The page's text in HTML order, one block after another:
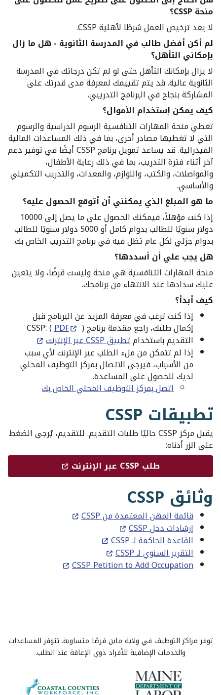
منحة CSSP؟
لا يعد ترخيص العمل شرطًا لأهلية CSSP.
لم أكن أفضل طالب في المدرسة الثانوية - هل ما زال
بإمكاني التأهل؟
لا يزال بإمكانك التأهل حتى لو لم تكن درجاتك في المدرسة
الثانوية عالية. قد يتم تقييمك لمعرفة مدى قدرتك على
المشاركة بنجاح في البرنامج التدريبي.
كيف يمكن إستخدام الأموال؟
تغطي منحة المهارات التنافسية الرسوم الدراسية والرسوم
التي لا تغطيها مصادر أخرى، بما في ذلك المساعدات المالية
الفيدرالية. قد يساعد تمويل برنامج CSSP أيضًا في توفير دعم
آخر أثناء فترة التدريب، بما في ذلك رعاية الأطفال،
والمواصلات، والكتب، واللوازم، والمعدات، والتدريب التكميلي
والأساسي.
ما هو المبلغ الذي يمكنني أن أتوقع الحصول عليه؟
إذا كنت مؤهلاً، فيمكنك الحصول على ما يصل إلى 10000
دولار سنويًا للطالب بدوام كامل أو 5000 دولار سنويًا للطالب
بدوام جزئي لكل عام تظل فيه في برنامج التدريب الخاص بك.
هل يجب علي أن أسددها؟
منحة المهارات التنافسية هي منحة وليست قرضًا، ولا يتعين
عليك سدادها عند الانتهاء من برنامجك.
كيف أبدأ؟
إذا كنت ترغب في معرفة المزيد عن البرنامج قبل
إكمال طلبك، راجع مقدمة برنامج CSSP: ( PDF
)
التقديم باستخدامتطبيق CSSP عبر الإنترنت
إذا لم تتمكن من ملء الطلب عبر الإنترنت لأي سبب
من الأسباب، فيرجى الاتصال بمركز التوظيف المحلي
لديك للحصول على المساعدة.
اتصل بمركز التوظيف المحلي الخاص بك
تطبيقات CSSP
يقبل مركز CSSP حاليًا طلبات التقديم. للتقديم، يُرجى الضغط
على الزر أدناه:
طلب CSSP عبر الإنترنت
وثائق CSSP
قائمة المهن المعتمدة من CSSP
إرشادات دخل CSSP
القاعدة الحاكمة لـ CSSP
التقرير السنوي لـ CSSP
CSSP Petition to Add Occupation
توفر مراكز التوظيف في ولاية ماين فرصًا متساوية. تتوفر المساعدات
والخدمات الإضافية للأفراد ذوي الإعاقة عند الطلب.